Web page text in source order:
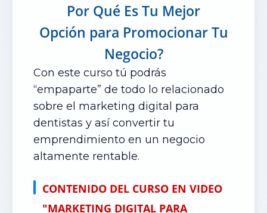
Por Qué Es Tu Mejor
Opción para Promocionar Tu
Negocio?
Con este curso tú podrás
“empaparte” de todo lo relacionado
sobre el marketing digital para
dentistas y así convertir tu
emprendimiento en un negocio
altamente rentable.
CONTENIDO DEL CURSO EN VIDEO
"MARKETING DIGITAL PARA